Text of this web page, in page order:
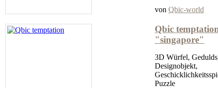
von Qbic-world
Qbic
"singapore"
3D Würfel,
Designobjekt,
Puzzle